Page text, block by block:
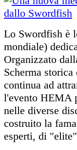
Lo Swordfish è
mondiale)
Organizzato
Scherma
continua ad
l'evento HEMA
nelle diverse
costruito la
esperti, di